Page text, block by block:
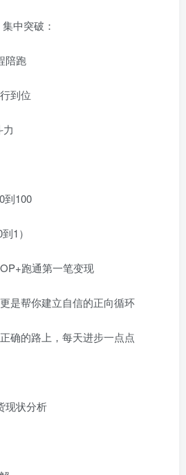
中突破：
陪跑
到位
力
到100
1）
跑通第一笔变现
是帮你建立自信的正向循环
确的路上，每天进步一点点
现状分析